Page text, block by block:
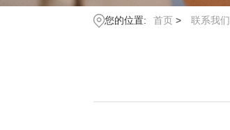
您的位置: 首页 > 联系我们